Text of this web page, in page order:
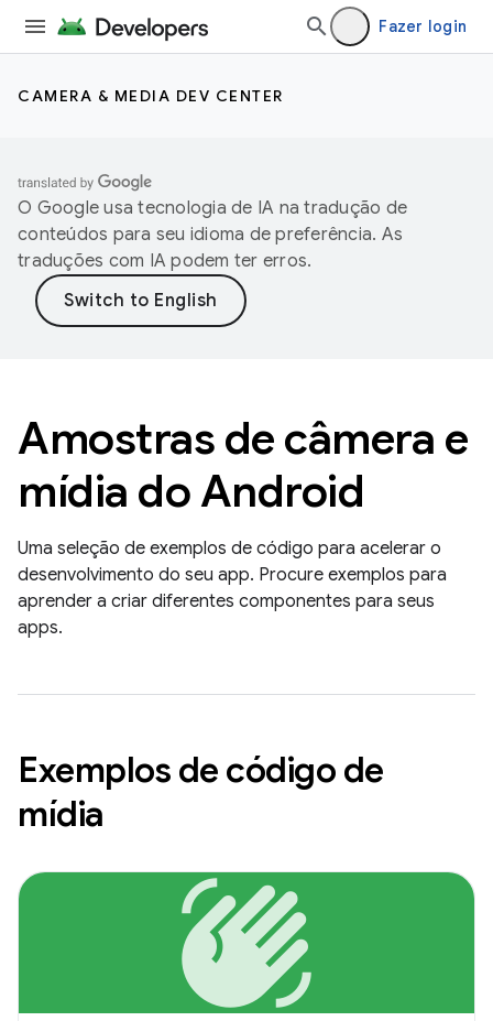
Fazer login
CAMERA & MEDIA DEV CENTER
O Google usa tecnologia de IA na tradução de
conteúdos para seu idioma de preferência. As
traduções com IA podem ter erros.
Amostras de câmera e
mídia do Android
Uma seleção de exemplos de código para acelerar o
desenvolvimento do seu app. Procure exemplos para
aprender a criar diferentes componentes para seus
apps.
Exemplos de código de
mídia
waving_hand